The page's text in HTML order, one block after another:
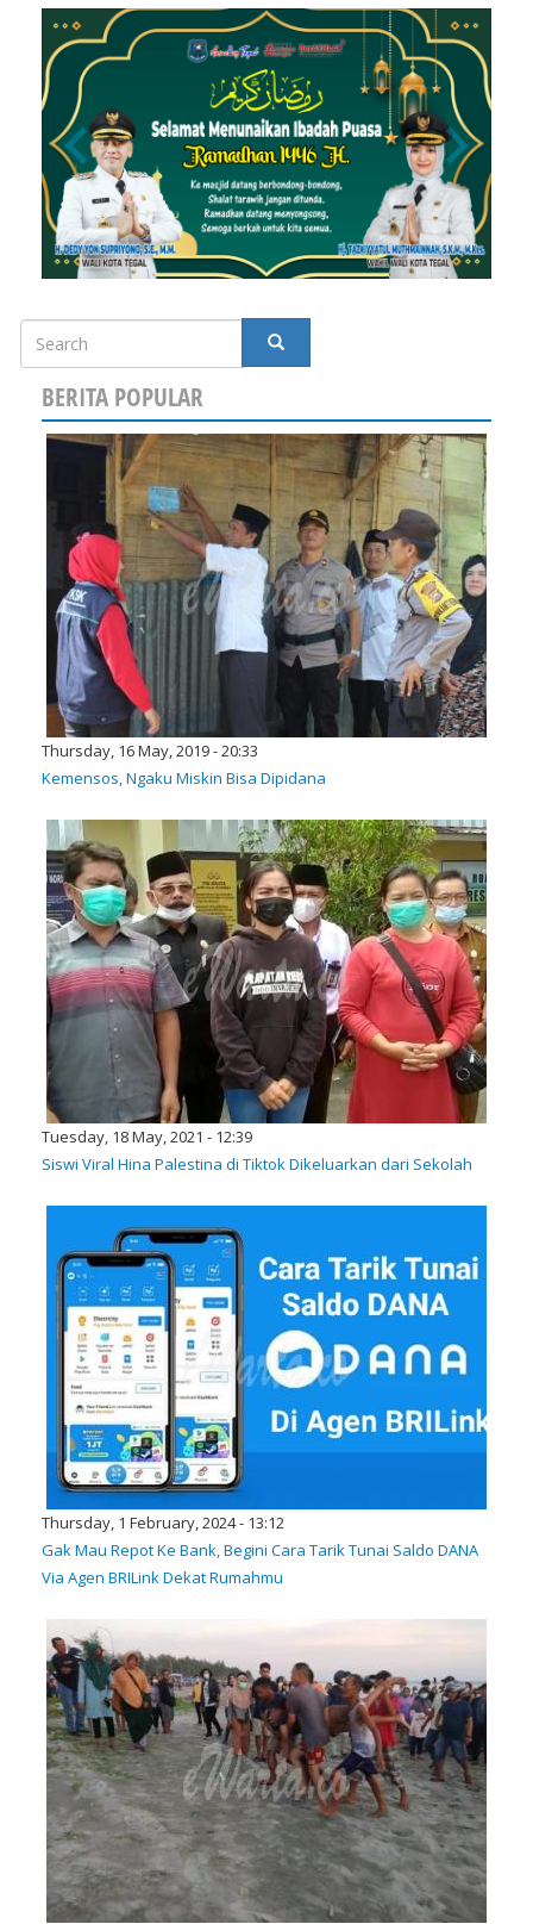
Search
SEARCH
BERITA POPULAR
Thursday, 16 May, 2019 - 20:33
Kemensos, Ngaku Miskin Bisa Dipidana
Tuesday, 18 May, 2021 - 12:39
Siswi Viral Hina Palestina di Tiktok Dikeluarkan dari Sekolah
Thursday, 1 February, 2024 - 13:12
Gak Mau Repot Ke Bank, Begini Cara Tarik Tunai Saldo DANA
Via Agen BRILink Dekat Rumahmu